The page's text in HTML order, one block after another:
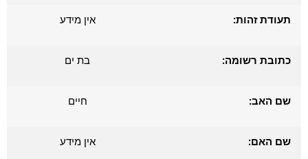
תעודת זהות: אין מידע
כתובת רשומה: בת ים
שם האב: חיים
שם האם: אין מידע